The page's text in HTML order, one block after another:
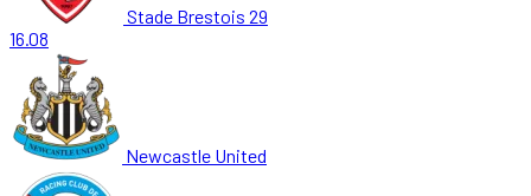
Stade Brestois 29
16.08
Newcastle United